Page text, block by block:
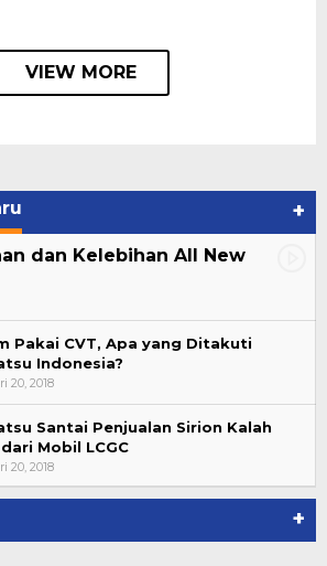
VIEW MORE
+
dan Kelebihan All New
Pakai CVT, Apa yang Ditakuti
Indonesia?
20, 2018
Santai Penjualan Sirion Kalah
Mobil LCGC
20, 2018
+
Hadiri Paripurna Hasil
Bupati dan Wabup Te…
LEBONG